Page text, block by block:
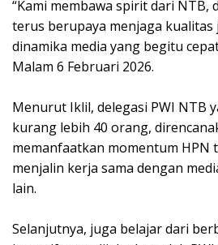
“Kami membawa spirit dari NTB,
terus berupaya menjaga
dinamika media yang begitu
Malam 6 Februari 2026.
Menurut Iklil, delegasi PWI NTB
kurang lebih 40 orang,
memanfaatkan momentum HPN
menjalin kerja sama dengan
lain.
Selanjutnya, juga belajar dari